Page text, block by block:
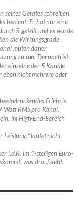
seines Gerätes schreiben
bedient: Er hat nur eine
5 geteilt und es wurde
die Wirkungsgrade
muten daher
zu tun. Dennoch ist
einzelne der 5 Kanäle
eben nicht mehrere oder
Erlebnis
Watt RMS pro Kanal.
im High-End-Bereich
Leistung!“ lautet nicht
i.d.R. im 4-stelligen Euro-
was draufsteht.